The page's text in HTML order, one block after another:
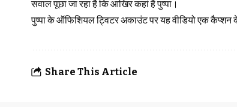
सवाल पूछा जा रहा है कि आखिर कहां है पुष्पा।
पुष्पा के ऑफिशियल ट्विटर अकाउंट पर यह वीडियो एक कैप्शन
Share This Article